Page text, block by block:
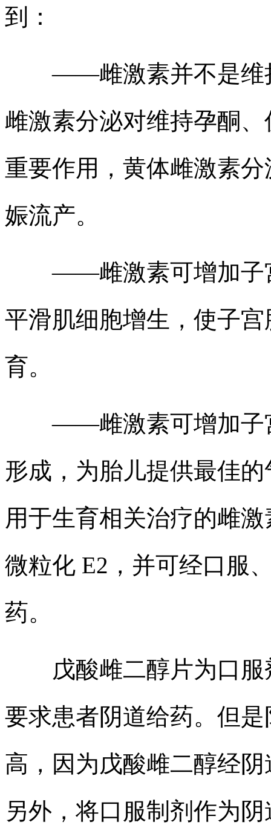
到：
——雌激素并不是维持
雌激素分泌对维持孕酮
重要作用，黄体雌激素
娠流产。
——雌激素可增加子宫
平滑肌细胞增生，使子
育。
——雌激素可增加子宫
形成，为胎儿提供最佳
用于生育相关治疗的雌
微粒化 E2，并可经口服
药。
戊酸雌二醇片为口服
要求患者阴道给药。但
高，因为戊酸雌二醇经
另外，将口服制剂作为